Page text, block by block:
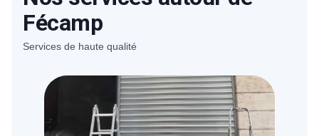
Fécamp
Services de haute qualité